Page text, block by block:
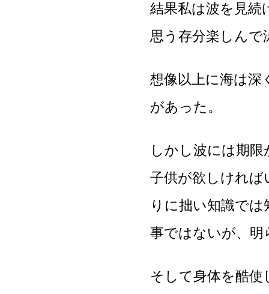
結果私は波を見続
思う存分楽しんで
想像以上に海は深
があった。
しかし波には期
子供が欲しけれ
りに拙い知識で
事ではないが、明
そして身体を酷